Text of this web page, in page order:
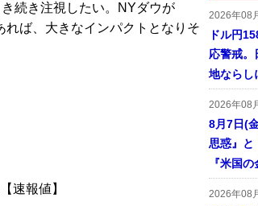
続き注視したい。NYダウが
ば、大きなインパクトとなりそ
速報値】
2026年08
ドル円
応警戒。
地ならし
2026年08
8月7日(
思惑』と
『米国
2026年08